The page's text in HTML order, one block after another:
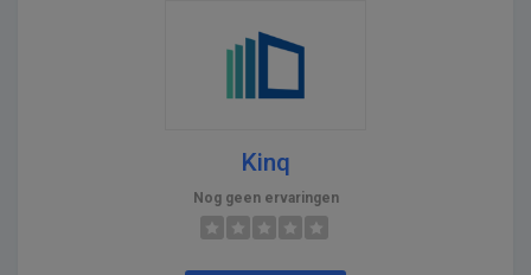
Kinq
Nog geen ervaringen